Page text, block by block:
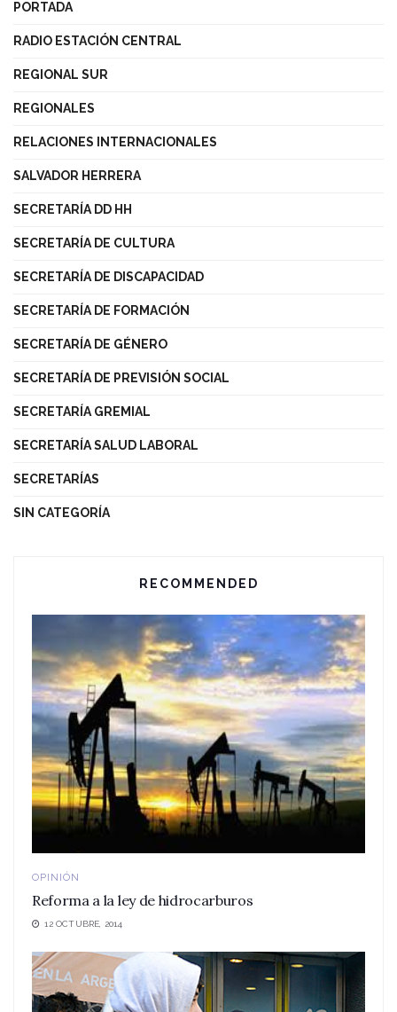
PORTADA
RADIO ESTACIÓN CENTRAL
REGIONAL SUR
REGIONALES
RELACIONES INTERNACIONALES
SALVADOR HERRERA
SECRETARÍA DD HH
SECRETARÍA DE CULTURA
SECRETARÍA DE DISCAPACIDAD
SECRETARÍA DE FORMACIÓN
SECRETARÍA DE GÉNERO
SECRETARÍA DE PREVISIÓN SOCIAL
SECRETARÍA GREMIAL
SECRETARÍA SALUD LABORAL
SECRETARÍAS
SIN CATEGORÍA
RECOMMENDED
OPINIÓN
Reforma a la ley de hidrocarburos
12 OCTUBRE, 2014